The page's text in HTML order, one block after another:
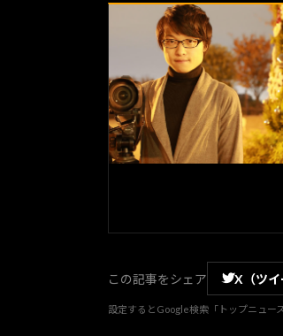
この記事をシェア X（ツイ
設定するとGoogle検索「トップニュー